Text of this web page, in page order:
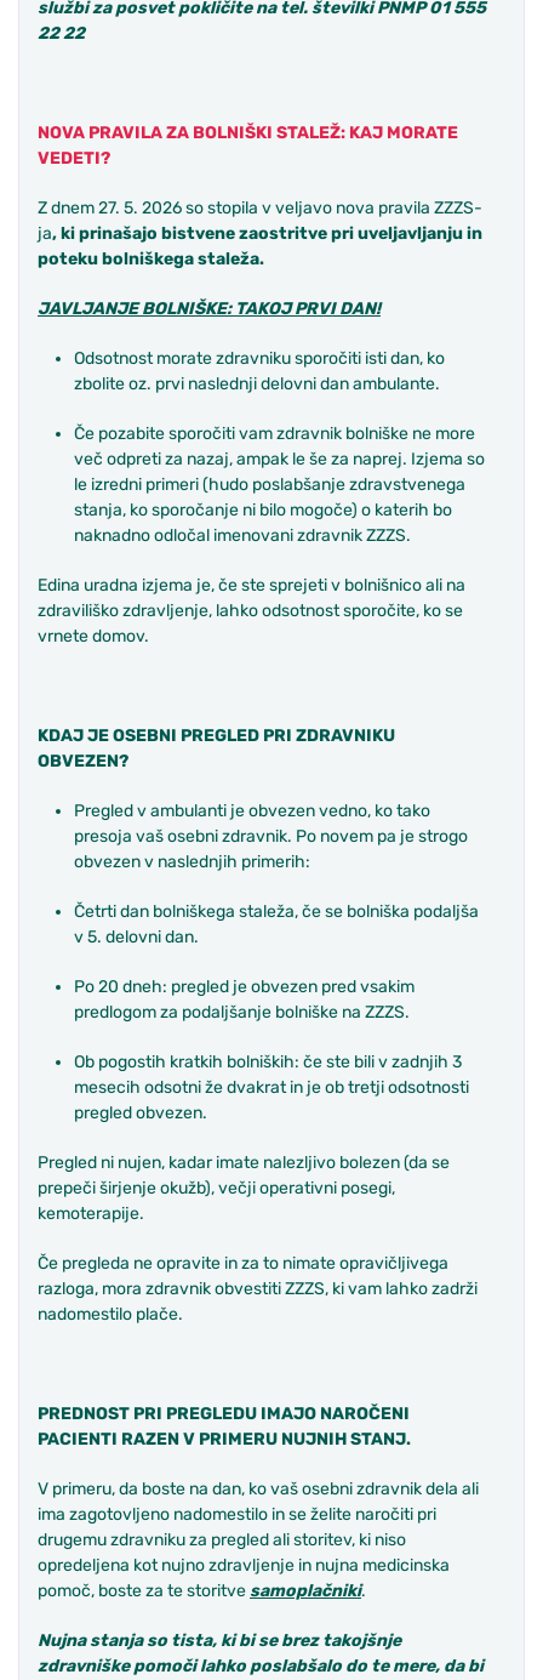
službi za posvet pokličite na tel. številki PNMP 01 555
22 22
NOVA PRAVILA ZA BOLNIŠKI STALEŽ: KAJ MORATE
VEDETI?
Z dnem 27. 5. 2026 so stopila v veljavo nova pravila ZZZS-
ja, ki prinašajo bistvene zaostritve pri uveljavljanju in
poteku bolniškega staleža.
JAVLJANJE BOLNIŠKE: TAKOJ PRVI DAN!
Odsotnost morate zdravniku sporočiti isti dan, ko
zbolite oz. prvi naslednji delovni dan ambulante.
Če pozabite sporočiti vam zdravnik bolniške ne more
več odpreti za nazaj, ampak le še za naprej. Izjema so
le izredni primeri (hudo poslabšanje zdravstvenega
stanja, ko sporočanje ni bilo mogoče) o katerih bo
naknadno odločal imenovani zdravnik ZZZS.
Edina uradna izjema je, če ste sprejeti v bolnišnico ali na
zdraviliško zdravljenje, lahko odsotnost sporočite, ko se
vrnete domov.
KDAJ JE OSEBNI PREGLED PRI ZDRAVNIKU
OBVEZEN?
Pregled v ambulanti je obvezen vedno, ko tako
presoja vaš osebni zdravnik. Po novem pa je strogo
obvezen v naslednjih primerih:
Četrti dan bolniškega staleža, če se bolniška podaljša
v 5. delovni dan.
Po 20 dneh: pregled je obvezen pred vsakim
predlogom za podaljšanje bolniške na ZZZS.
Ob pogostih kratkih bolniških: če ste bili v zadnjih 3
mesecih odsotni že dvakrat in je ob tretji odsotnosti
pregled obvezen.
Pregled ni nujen, kadar imate nalezljivo bolezen (da se
prepeči širjenje okužb), večji operativni posegi,
kemoterapije.
Če pregleda ne opravite in za to nimate opravičljivega
razloga, mora zdravnik obvestiti ZZZS, ki vam lahko zadrži
nadomestilo plače.
PREDNOST PRI PREGLEDU IMAJO NAROČENI
PACIENTI RAZEN V PRIMERU NUJNIH STANJ.
V primeru, da boste na dan, ko vaš osebni zdravnik dela ali
ima zagotovljeno nadomestilo in se želite naročiti pri
drugemu zdravniku za pregled ali storitev, ki niso
opredeljena kot nujno zdravljenje in nujna medicinska
pomoč, boste za te storitve samoplačniki.
Nujna stanja so tista, ki bi se brez takojšnje
zdravniške pomoči lahko poslabšalo do te mere, da bi